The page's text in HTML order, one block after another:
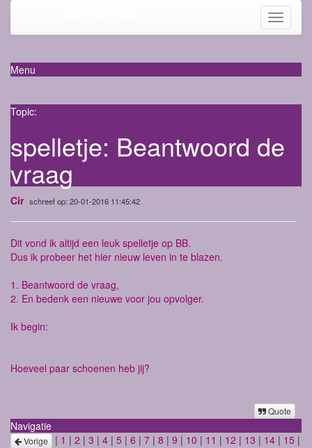
Toggle
Menu
Topic:
spelletje: Beantwoord de
vraag
Cir schreef op: 20-01-2016 11:45:42
Dit vond ik altijd een leuk spelletje op BB.
Dus ik probeer het hier nieuw leven in te blazen.
1. Beantwoord de vraag,
2. En bedenk een nieuwe voor jou opvolger.
Ik begin:
Hoeveel paar schoenen heb jij?
Quote
Navigatie
Vorige | 1 | 2 | 3 | 4 | 5 | 6 | 7 | 8 | 9 | 10 | 11 | 12 | 13 | 14 | 15 |